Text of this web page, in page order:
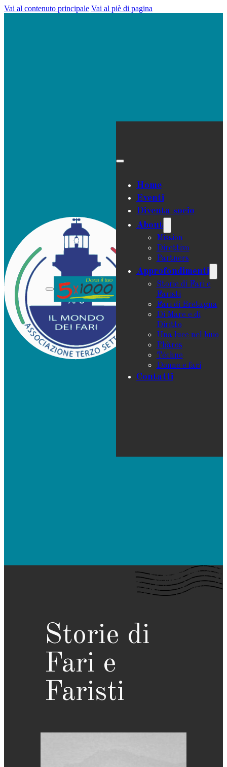
Vai al contenuto principale Vai al piè di pagina
Home
Eventi
Diventa socio
About
Mission
Direttivo
Partners
Approfondimenti
Storie di Fari e
Faristi
Fari di Bretagna
Di Mare e di
Diritto
Una luce nel buio
Phàros
Téchne
Donne e fari
Contatti
Storie di
Fari e
Faristi